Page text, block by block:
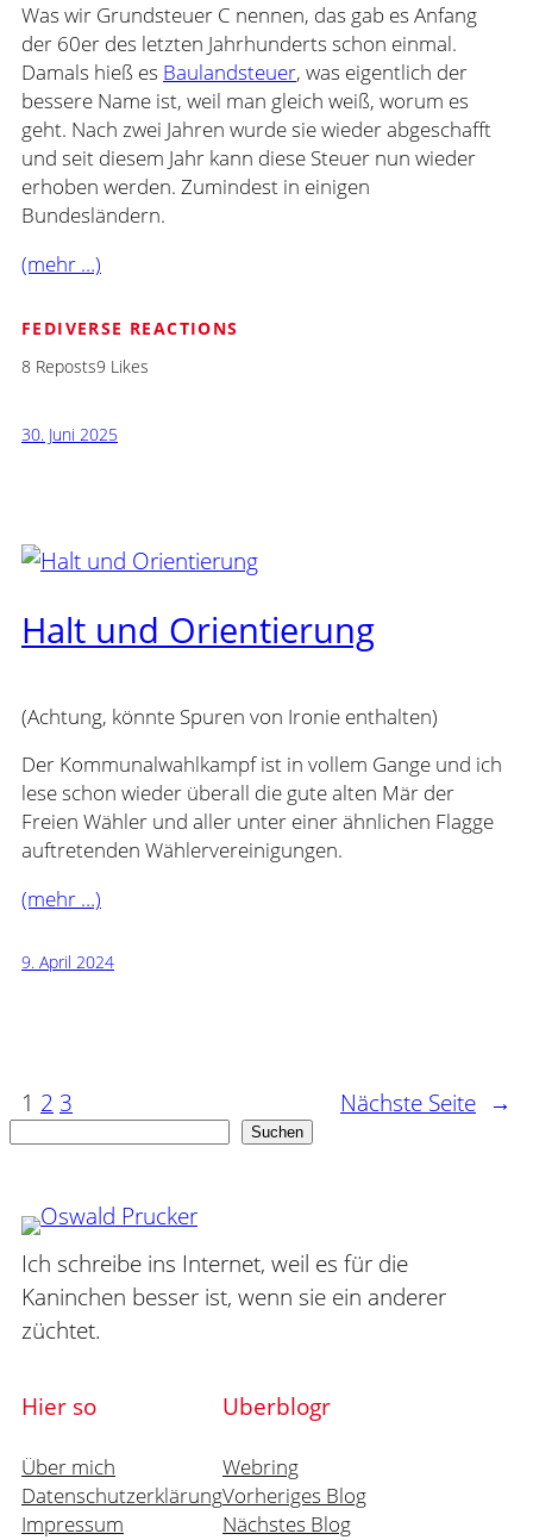
Was wir Grundsteuer C nennen, das gab es Anfang
der 60er des letzten Jahrhunderts schon einmal.
Damals hieß es Baulandsteuer, was eigentlich der
bessere Name ist, weil man gleich weiß, worum es
geht. Nach zwei Jahren wurde sie wieder abgeschafft
und seit diesem Jahr kann diese Steuer nun wieder
erhoben werden. Zumindest in einigen
Bundesländern.
(mehr …)
FEDIVERSE REACTIONS
8 Reposts9 Likes
30. Juni 2025
Halt und Orientierung
(Achtung, könnte Spuren von Ironie enthalten)
Der Kommunalwahlkampf ist in vollem Gange und ich
lese schon wieder überall die gute alten Mär der
Freien Wähler und aller unter einer ähnlichen Flagge
auftretenden Wählervereinigungen.
(mehr …)
9. April 2024
1 2 3 Nächste Seite →
Suchen
Ich schreibe ins Internet, weil es für die
Kaninchen besser ist, wenn sie ein anderer
züchtet.
Hier so
Über mich
Datenschutzerklärung
Impressum
Uberblogr
Webring
Vorheriges Blog
Nächstes Blog